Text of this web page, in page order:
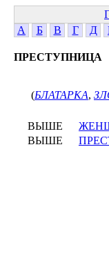
А
Б В Г Д
ПРЕСТУПНИЦА
(БЛАТАРКА,
ВЫШЕ
ВЫШЕ